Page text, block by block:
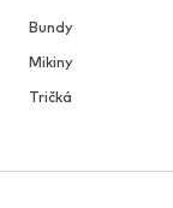
Bundy
Mikiny
Tričká
Kabáty